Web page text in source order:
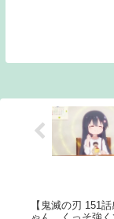
【鬼滅の刃 151